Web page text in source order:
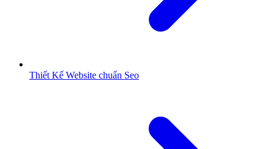
Thiết Kế Website chuẩn Seo